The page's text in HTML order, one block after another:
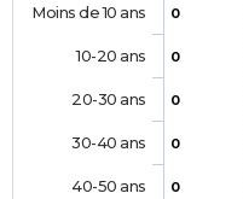
0
0
0
0
0
Moins de 10 ans
10-20 ans
20-30 ans
30-40 ans
40-50 ans